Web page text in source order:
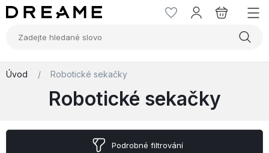
Úvod / Robotické sekačky
Robotické sekačky
Podrobné filtrování